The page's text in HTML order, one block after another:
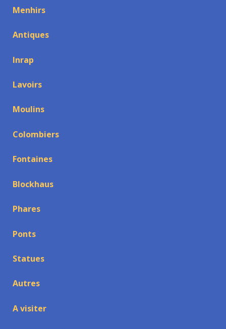
Menhirs
Antiques
Inrap
Lavoirs
Moulins
Colombiers
Fontaines
Blockhaus
Phares
Ponts
Statues
Autres
A visiter